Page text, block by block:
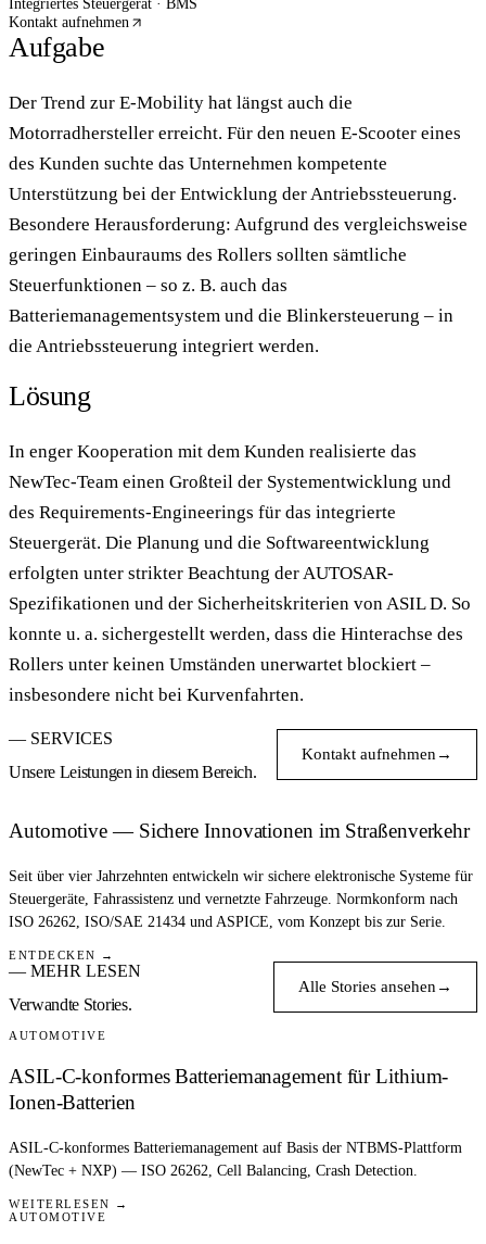
Integriertes Steuergerät · BMS
Kontakt aufnehmen
Aufgabe
Der Trend zur E-Mobility hat längst auch die
Motorradhersteller erreicht. Für den neuen E-Scooter eines
des Kunden suchte das Unternehmen kompetente
Unterstützung bei der Entwicklung der Antriebssteuerung.
Besondere Herausforderung: Aufgrund des vergleichsweise
geringen Einbauraums des Rollers sollten sämtliche
Steuerfunktionen – so z. B. auch das
Batteriemanagementsystem und die Blinkersteuerung – in
die Antriebssteuerung integriert werden.
Lösung
In enger Kooperation mit dem Kunden realisierte das
NewTec-Team einen Großteil der Systementwicklung und
des Requirements-Engineerings für das integrierte
Steuergerät. Die Planung und die Softwareentwicklung
erfolgten unter strikter Beachtung der AUTOSAR-
Spezifikationen und der Sicherheitskriterien von ASIL D. So
konnte u. a. sichergestellt werden, dass die Hinterachse des
Rollers unter keinen Umständen unerwartet blockiert –
insbesondere nicht bei Kurvenfahrten.
— SERVICES
Unsere Leistungen in diesem Bereich.
Kontakt aufnehmen →
Automotive — Sichere Innovationen im Straßenverkehr
Seit über vier Jahrzehnten entwickeln wir sichere elektronische Systeme für
Steuergeräte, Fahrassistenz und vernetzte Fahrzeuge. Normkonform nach
ISO 26262, ISO/SAE 21434 und ASPICE, vom Konzept bis zur Serie.
ENTDECKEN →
— MEHR LESEN
Verwandte Stories.
Alle Stories ansehen →
AUTOMOTIVE
ASIL-C-konformes Batteriemanagement für Lithium-
Ionen-Batterien
ASIL-C-konformes Batteriemanagement auf Basis der NTBMS-Plattform
(NewTec + NXP) — ISO 26262, Cell Balancing, Crash Detection.
WEITERLESEN →
AUTOMOTIVE